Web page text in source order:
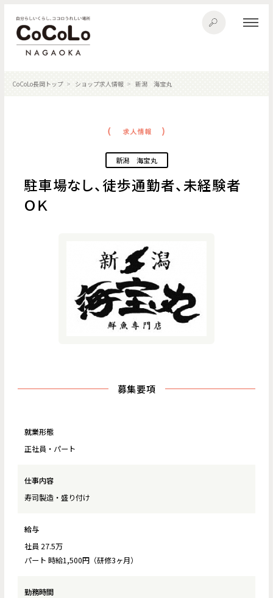
CoCoLo長岡トップ ショップ求人情報 新潟 海宝丸
新潟 海宝丸
駐車場なし、徒歩通勤者、未経験者
ＯＫ
募集要項
就業形態
正社員・パート
仕事内容
寿司製造・盛り付け
給与
社員 27.5万
パート 時給1,500円（研修3ヶ月）
勤務時間